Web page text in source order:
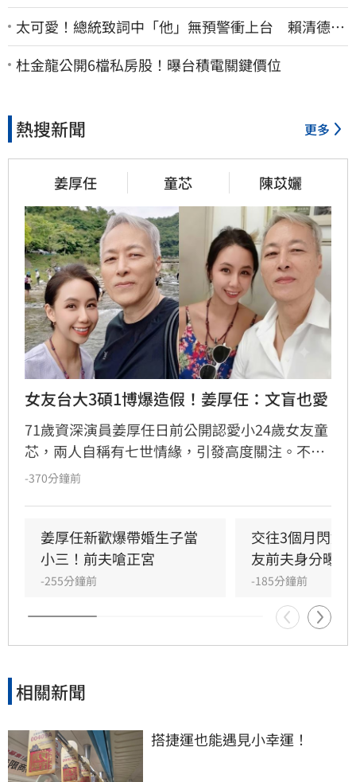
太可愛！總統致詞中「他」無預警衝上台 賴清德笑
喊：卸任再交棒給你
杜金龍公開6檔私房股！曝台積電關鍵價位
熱搜新聞 更多
姜厚任 童芯 陳苡孋
女友台大3碩1博爆造假！姜厚任：文盲也愛
71歲資深演員姜厚任日前公開認愛小24歲女友童
芯，兩人自稱有七世情緣，引發高度關注。不料
童芯隨即遭網友起底，不僅宣稱的台大「3碩1
姻史也遭挖出。面對外界排山倒海的質疑聲浪，
姜厚任展現霸氣護愛態度，強調感情不受學歷與
背景影響，更笑稱即便女友是文盲也照樣喜歡，
不受外界負面傳聞干擾，堅定捍衛這段相差39歲
的戀情。
-370分鐘前
姜厚任新歡爆帶婚生子當
小三！前夫嗆正宮
-255分鐘前
交往3個月閃婚
友前夫身分曝光
-185分鐘前
相關新聞
搭捷運也能遇見小幸運！